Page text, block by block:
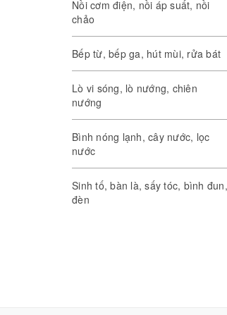
Nồi cơm điện, nồi áp suất, nồi
chảo
Bếp từ, bếp ga, hút mùi, rửa bát
Lò vi sóng, lò nướng, chiên
nướng
Bình nóng lạnh, cây nước, lọc
nước
Sinh tố, bàn là, sấy tóc, bình đun,
đèn